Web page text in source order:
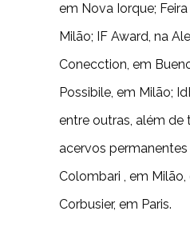
em Nova Iorque;
Milão; IF Award, na
Conecction, em
Possibile, em Milão;
entre outras, além de
acervos
Colombari , em
Corbusier, em Paris.